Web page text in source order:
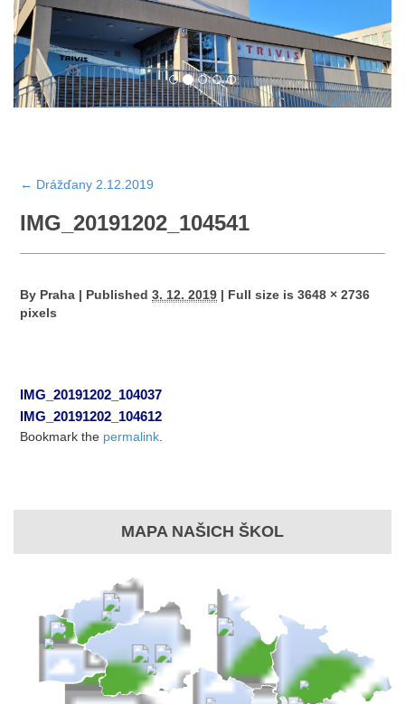
← Drážďany 2.12.2019
IMG_20191202_104541
By Praha | Published 3. 12. 2019 | Full size is3648 × 2736
pixels
IMG_20191202_104037
IMG_20191202_104612
Bookmark the permalink
MAPA NAŠICH ŠKOL